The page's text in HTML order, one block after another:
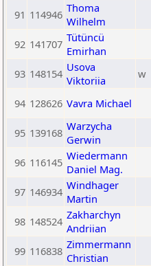
91 114946 Thoma
Wilhelm
92 141707 Tütüncü
Emirhan
93 148154 Usova
Viktoriia
w
94 128626 Vavra Michael
95 139168 Warzycha
Gerwin
96 116145 Wiedermann
Daniel Mag.
97 146934 Windhager
Martin
98 148524 Zakharchyn
Andriian
99 116838 Zimmermann
Christian